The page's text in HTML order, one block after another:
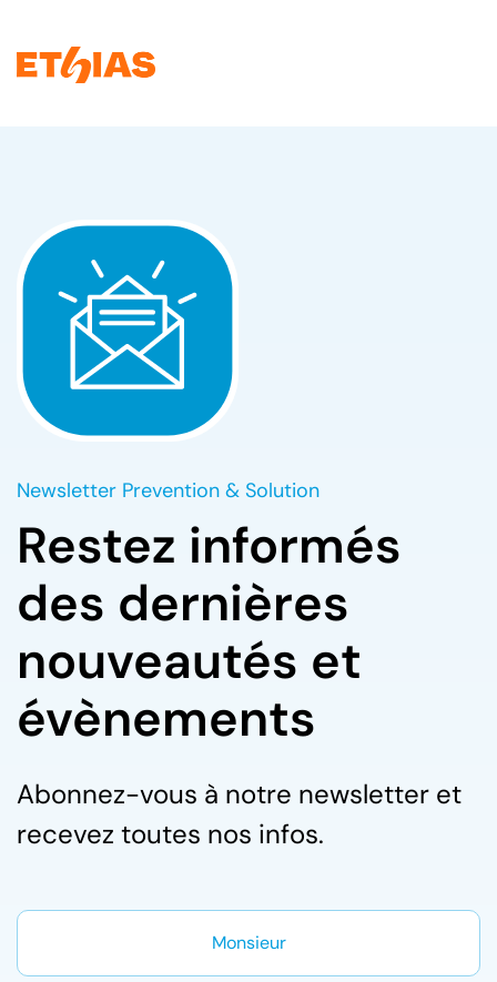
Newsletter Prevention & Solution
Restez informés
des dernières
nouveautés et
évènements
Abonnez-vous à notre newsletter et
recevez toutes nos infos.
Monsieur